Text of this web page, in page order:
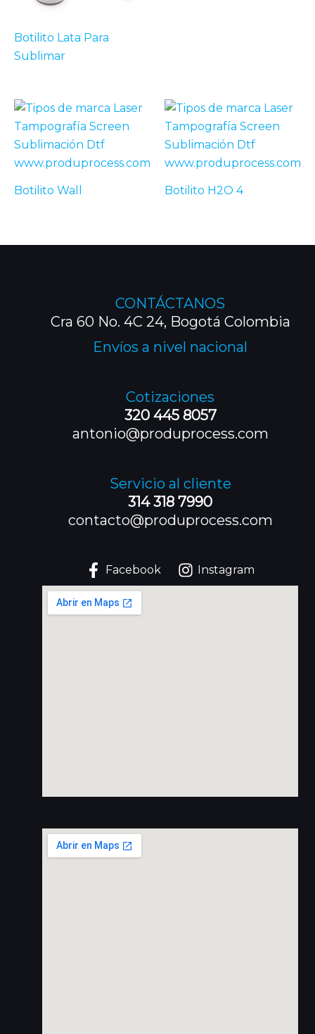
Botilito Lata Para
Sublimar
Botilito Wall Botilito H2O 4
CONTÁCTANOS
Cra 60 No. 4C 24, Bogotá Colombia
Envíos a nivel nacional
Cotizaciones
320 445 8057
antonio@produprocess.com
Servicio al cliente
314 318 7990
contacto@produprocess.com
Facebook Instagram